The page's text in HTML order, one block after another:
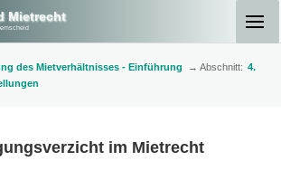
Mietrecht
des Mietverhältnisses - Einführung → Abschnitt: 4.
im Mietrecht